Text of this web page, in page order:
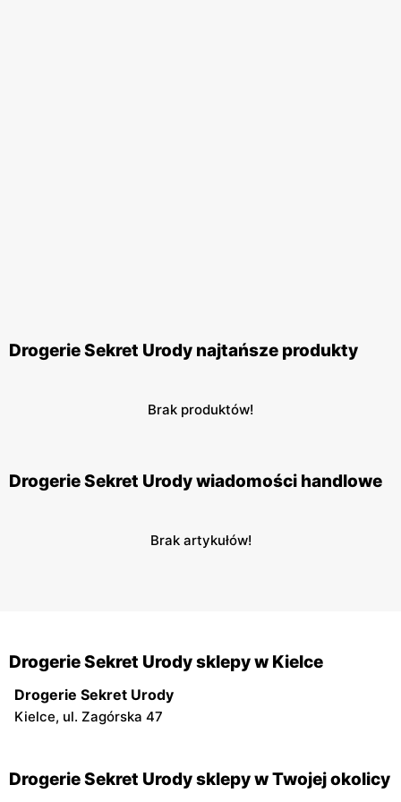
Drogerie Sekret Urody najtańsze produkty
Brak produktów!
Drogerie Sekret Urody wiadomości handlowe
Brak artykułów!
Drogerie Sekret Urody sklepy w Kielce
Drogerie Sekret Urody
Kielce, ul. Zagórska 47
Drogerie Sekret Urody sklepy w Twojej okolicy